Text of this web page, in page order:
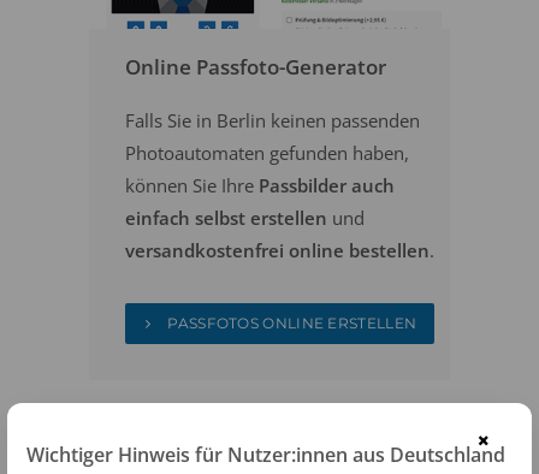
Online Passfoto-Generator
Falls Sie in Berlin keinen passenden
Photoautomaten gefunden haben,
können Sie Ihre Passbilder auch
einfach selbst erstellen und
versandkostenfrei online bestellen.
PASSFOTOS ONLINE ERSTELLEN
×
Wichtiger Hinweis für Nutzer:innen aus Deutschland